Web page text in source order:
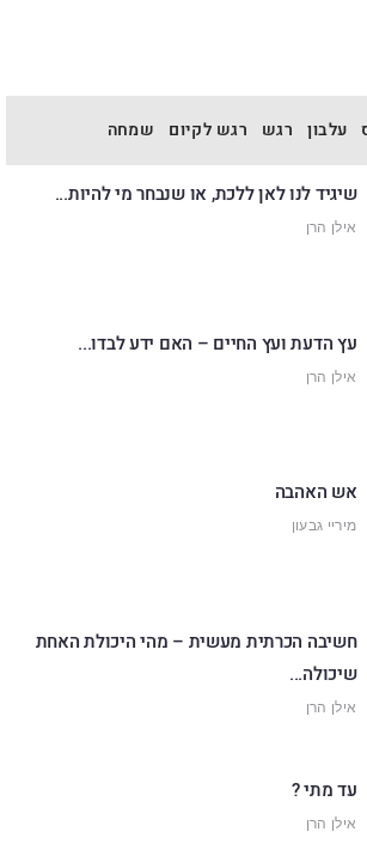
עלבון רגש רגש לקיום שמחה
שיגיד לנו לאן ללכת, או שנבחר מי להיות...
אילן הרן
עץ הדעת ועץ החיים – האם ידע לבדו...
אילן הרן
אש האהבה
מיריי גבעון
חשיבה הכרתית מעשית – מהי היכולת האחת
שיכולה...
אילן הרן
עד מתי ?
אילן הרן